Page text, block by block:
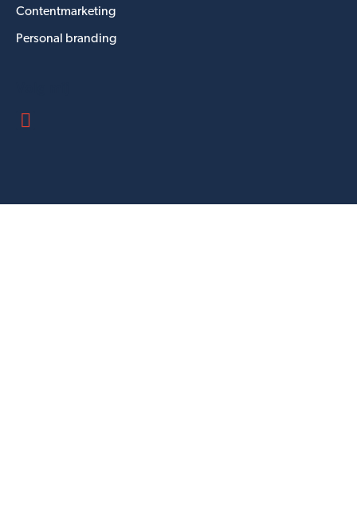
Contentmarketing
Personal branding